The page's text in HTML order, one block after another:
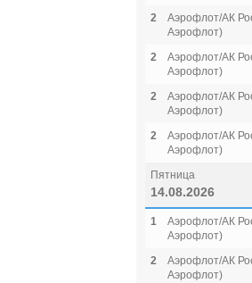
2
Аэрофлот/АК
Аэрофлот)
2
Аэрофлот/АК
Аэрофлот)
2
Аэрофлот/АК
Аэрофлот)
2
Аэрофлот/АК
Аэрофлот)
Пятница
14.08.2026
1
Аэрофлот/АК
Аэрофлот)
2
Аэрофлот/АК
Аэрофлот)